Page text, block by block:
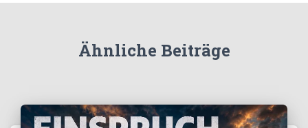
Ähnliche Beiträge